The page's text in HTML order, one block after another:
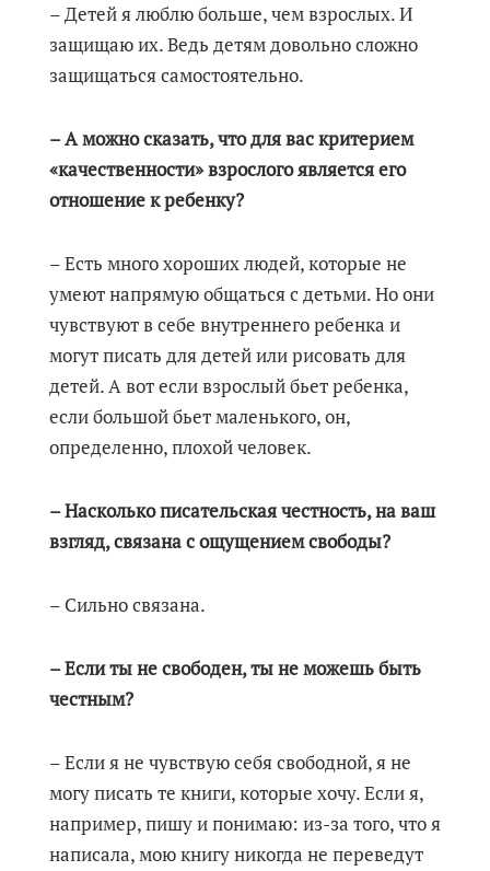
– Детей я люблю больше, чем взрослых. И
защищаю их. Ведь детям довольно сложно
защищаться самостоятельно.
– А можно сказать, что для вас критерием
«качественности» взрослого является его
отношение к ребенку?
– Есть много хороших людей, которые не
умеют напрямую общаться с детьми. Но они
чувствуют в себе внутреннего ребенка и
могут писать для детей или рисовать для
детей. А вот если взрослый бьет ребенка,
если большой бьет маленького, он,
определенно, плохой человек.
– Насколько писательская честность, на ваш
взгляд, связана с ощущением свободы?
– Сильно связана.
– Если ты не свободен, ты не можешь быть
честным?
– Если я не чувствую себя свободной, я не
могу писать те книги, которые хочу. Если я,
например, пишу и понимаю: из-за того, что я
написала, мою книгу никогда не переведут